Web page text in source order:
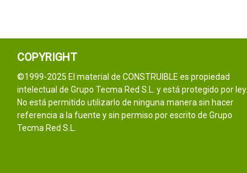
COPYRIGHT
©1999-2025 El material de CONSTRUIBLE es propiedad
intelectual de Grupo Tecma Red S.L. y está protegido por ley.
No está permitido utilizarlo de ninguna manera sin hacer
referencia a la fuente y sin permiso por escrito de Grupo
Tecma Red S.L.